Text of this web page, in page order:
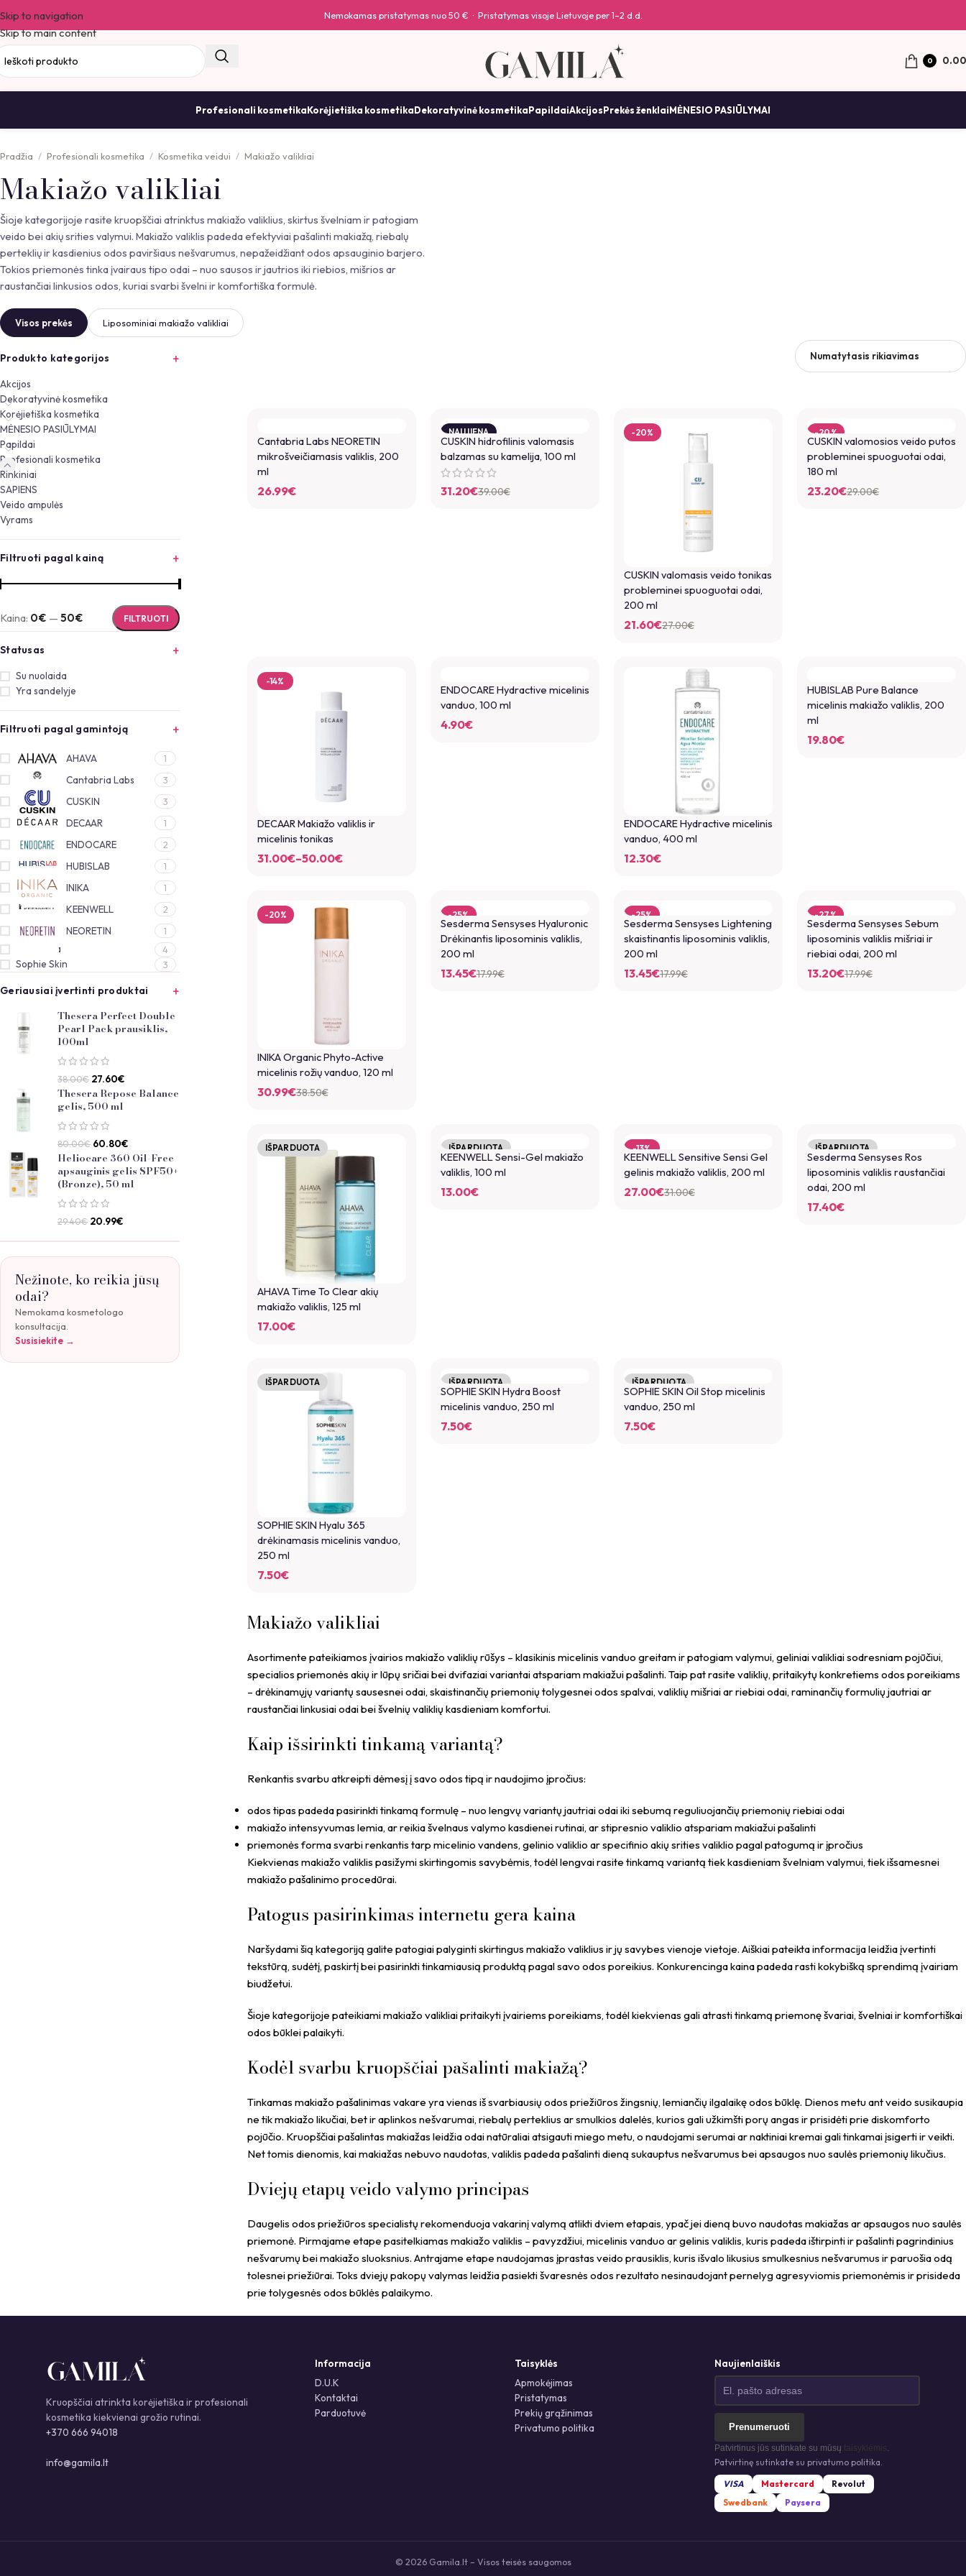
Skip to navigation
Skip to main content
Nemokamas pristatymas nuo 50 € · Pristatymas visoje Lietuvoje per 1–2 d.d.
0 0.00
Profesionali kosmetikaKorėjietiška kosmetikaDekoratyvinė kosmetikaPapildaiAkcijosPrekės ženklaiMĖNESIO PASIŪLYMAI
Makiažo valikliai
Pradžia Profesionali kosmetika Kosmetika veidui Makiažo valikliai
Šioje kategorijoje rasite kruopščiai atrinktus makiažo valiklius, skirtus švelniam ir patogiam
veido bei akių srities valymui. Makiažo valiklis padeda efektyviai pašalinti makiažą, riebalų
perteklių ir kasdienius odos paviršiaus nešvarumus, nepažeidžiant odos apsauginio barjero.
Tokios priemonės tinka įvairaus tipo odai – nuo sausos ir jautrios iki riebios, mišrios ar
raustančiai linkusios odos, kuriai svarbi švelni ir komfortiška formulė.
Visos prekės Liposominiai makiažo valikliai
Produkto kategorijos
Akcijos
Dekoratyvinė kosmetika
Korėjietiška kosmetika
MĖNESIO PASIŪLYMAI
Papildai
Profesionali kosmetika
Rinkiniai
SAPIENS
Veido ampulės
Vyrams
Filtruoti pagal kainą
FILTRUOTI
Kaina: 0€ — 50€
Statusas
Su nuolaida
Yra sandelyje
Filtruoti pagal gamintoją
AHAVA 1
Cantabria Labs 3
CUSKIN 3
DECAAR 1
ENDOCARE 2
HUBISLAB 1
INIKA 1
KEENWELL 2
NEORETIN 1
Sesderma 4
Sophie Skin 3
Geriausiai įvertinti produktai
Thesera Perfect Double
Pearl Pack prausiklis,
100ml
38.00€ 27.60€
Thesera Repose Balance
gelis, 500 ml
80.00€ 60.80€
Heliocare 360 Oil-Free
apsauginis gelis SPF50+
(Bronze), 50 ml
29.40€ 20.99€
Nežinote, ko reikia jūsų
odai?
Nemokama kosmetologo
konsultacija.
Susisiekite →
Cantabria Labs NEORETIN
mikrošveičiamasis valiklis, 200
ml
26.99€
NAUJIENA
CUSKIN hidrofilinis valomasis
balzamas su kamelija, 100 ml
39.00€
31.20€
-20%
CUSKIN valomasis veido tonikas
probleminei spuoguotai odai,
200 ml
27.00€
21.60€
-20%
CUSKIN valomosios veido putos
probleminei spuoguotai odai,
180 ml
29.00€
23.20€
-14%
DECAAR Makiažo valiklis ir
micelinis tonikas
31.00€–50.00€
ENDOCARE Hydractive micelinis
vanduo, 100 ml
4.90€
ENDOCARE Hydractive micelinis
vanduo, 400 ml
12.30€
HUBISLAB Pure Balance
micelinis makiažo valiklis, 200
ml
19.80€
-20%
INIKA Organic Phyto-Active
micelinis rožių vanduo, 120 ml
38.50€
30.99€
-25%
Sesderma Sensyses Hyaluronic
Drėkinantis liposominis valiklis,
200 ml
17.99€
13.45€
-25%
Sesderma Sensyses Lightening
skaistinantis liposominis valiklis,
200 ml
17.99€
13.45€
-27%
Sesderma Sensyses Sebum
liposominis valiklis mišriai ir
riebiai odai, 200 ml
17.99€
13.20€
IŠPARDUOTA
AHAVA Time To Clear akių
makiažo valiklis, 125 ml
17.00€
IŠPARDUOTA
KEENWELL Sensi-Gel makiažo
valiklis, 100 ml
13.00€
-13%
IŠPARDUOTA
KEENWELL Sensitive Sensi Gel
gelinis makiažo valiklis, 200 ml
31.00€
27.00€
IŠPARDUOTA
Sesderma Sensyses Ros
liposominis valiklis raustančiai
odai, 200 ml
17.40€
IŠPARDUOTA
SOPHIE SKIN Hyalu 365
drėkinamasis micelinis vanduo,
250 ml
7.50€
IŠPARDUOTA
SOPHIE SKIN Hydra Boost
micelinis vanduo, 250 ml
7.50€
IŠPARDUOTA
SOPHIE SKIN Oil Stop micelinis
vanduo, 250 ml
7.50€
Makiažo valikliai
Asortimente pateikiamos įvairios makiažo valiklių rūšys – klasikinis micelinis vanduo greitam ir patogiam valymui, geliniai valikliai sodresniam pojūčiui,
specialios priemonės akių ir lūpų sričiai bei dvifaziai variantai atspariam makiažui pašalinti. Taip pat rasite valiklių, pritaikytų konkretiems odos poreikiams
– drėkinamųjų variantų sausesnei odai, skaistinančių priemonių tolygesnei odos spalvai, valiklių mišriai ar riebiai odai, raminančių formulių jautriai ar
raustančiai linkusiai odai bei švelnių valiklių kasdieniam komfortui.
Kaip išsirinkti tinkamą variantą?
Renkantis svarbu atkreipti dėmesį į savo odos tipą ir naudojimo įpročius:
odos tipas padeda pasirinkti tinkamą formulę – nuo lengvų variantų jautriai odai iki sebumą reguliuojančių priemonių riebiai odai
makiažo intensyvumas lemia, ar reikia švelnaus valymo kasdienei rutinai, ar stipresnio valiklio atspariam makiažui pašalinti
priemonės forma svarbi renkantis tarp micelinio vandens, gelinio valiklio ar specifinio akių srities valiklio pagal patogumą ir įpročius
Kiekvienas makiažo valiklis pasižymi skirtingomis savybėmis, todėl lengvai rasite tinkamą variantą tiek kasdieniam švelniam valymui, tiek išsamesnei
makiažo pašalinimo procedūrai.
Patogus pasirinkimas internetu gera kaina
Naršydami šią kategoriją galite patogiai palyginti skirtingus makiažo valiklius ir jų savybes vienoje vietoje. Aiškiai pateikta informacija leidžia įvertinti
tekstūrą, sudėtį, paskirtį bei pasirinkti tinkamiausią produktą pagal savo odos poreikius. Konkurencinga kaina padeda rasti kokybišką sprendimą įvairiam
biudžetui.
Šioje kategorijoje pateikiami makiažo valikliai pritaikyti įvairiems poreikiams, todėl kiekvienas gali atrasti tinkamą priemonę švariai, švelniai ir komfortiškai
odos būklei palaikyti.
Kodėl svarbu kruopščiai pašalinti makiažą?
Tinkamas makiažo pašalinimas vakare yra vienas iš svarbiausių odos priežiūros žingsnių, lemiančių ilgalaikę odos būklę. Dienos metu ant veido susikaupia
ne tik makiažo likučiai, bet ir aplinkos nešvarumai, riebalų perteklius ar smulkios dalelės, kurios gali užkimšti porų angas ir prisidėti prie diskomforto
pojūčio. Kruopščiai pašalintas makiažas leidžia odai natūraliai atsigauti miego metu, o naudojami serumai ar naktiniai kremai gali tinkamai įsigerti ir veikti.
Net tomis dienomis, kai makiažas nebuvo naudotas, valiklis padeda pašalinti dieną sukauptus nešvarumus bei apsaugos nuo saulės priemonių likučius.
Dviejų etapų veido valymo principas
Daugelis odos priežiūros specialistų rekomenduoja vakarinį valymą atlikti dviem etapais, ypač jei dieną buvo naudotas makiažas ar apsaugos nuo saulės
priemonė. Pirmajame etape pasitelkiamas makiažo valiklis – pavyzdžiui, micelinis vanduo ar gelinis valiklis, kuris padeda ištirpinti ir pašalinti pagrindinius
nešvarumų bei makiažo sluoksnius. Antrajame etape naudojamas įprastas veido prausiklis, kuris išvalo likusius smulkesnius nešvarumus ir paruošia odą
tolesnei priežiūrai. Toks dviejų pakopų valymas leidžia pasiekti švaresnės odos rezultato nesinaudojant pernelyg agresyviomis priemonėmis ir prisideda
prie tolygesnės odos būklės palaikymo.
Kruopščiai atrinkta korėjietiška ir profesionali
kosmetika kiekvienai grožio rutinai.
+370 666 94018
info@gamila.lt
Informacija
D.U.K
Kontaktai
Parduotuvė
Taisyklės
Apmokėjimas
Pristatymas
Prekių grąžinimas
Privatumo politika
Naujienlaiškis
Prenumeruoti
Patvirtinus jūs sutinkate su mūsų taisyklėmis
Patvirtinę sutinkate su privatumo politika.
VISA
Mastercard
Revolut
Swedbank
Paysera
© 2026 Gamila.lt – Visos teisės saugomos